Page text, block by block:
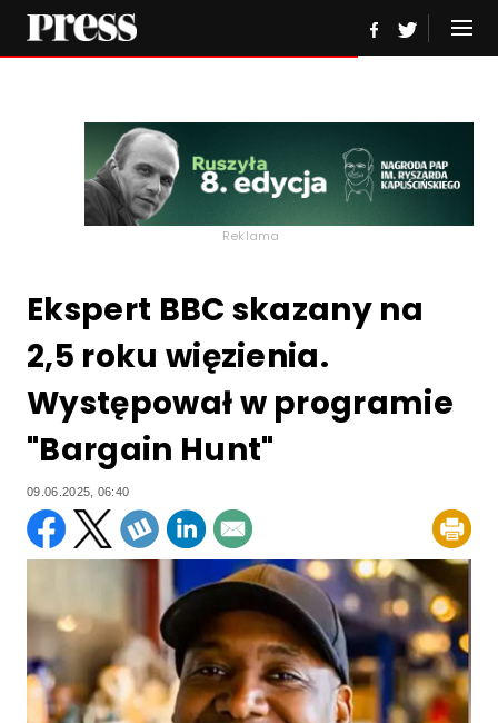
Reklama
Ekspert BBC skazany na
2,5 roku więzienia.
Występował w programie
"Bargain Hunt"
09.06.2025, 06:40